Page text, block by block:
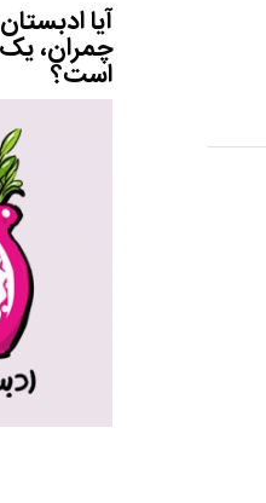
آیا
چمران،
است؟